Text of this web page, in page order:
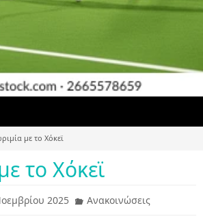
με το Χόκεϊ
το Χόκεϊ
2025 Ανακοινώσεις